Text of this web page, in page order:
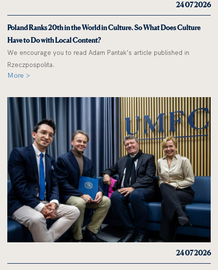
24 07 2026
Poland Ranks 20th in the World in Culture. So What Does Culture
Have to Do with Local Content?
We encourage you to read Adam Pantak’s article published in
Rzeczpospolita.
More >
24 07 2026